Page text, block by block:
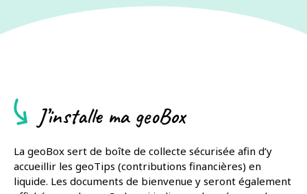
J’installe ma geoBox
La geoBox sert de boîte de collecte sécurisée afin d’y
accueillir les geoTips (contributions financières) en
liquide. Les documents de bienvenue y seront également